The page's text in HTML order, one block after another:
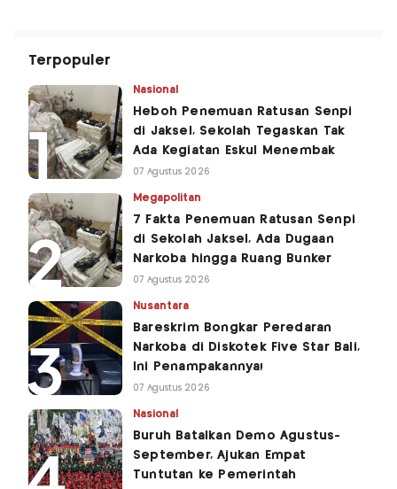
Terpopuler
Nasional
Heboh Penemuan Ratusan Senpi
di Jaksel, Sekolah Tegaskan Tak
Ada Kegiatan Eskul Menembak
07 Agustus 2026
Megapolitan
7 Fakta Penemuan Ratusan Senpi
di Sekolah Jaksel, Ada Dugaan
Narkoba hingga Ruang Bunker
07 Agustus 2026
Nusantara
Bareskrim Bongkar Peredaran
Narkoba di Diskotek Five Star Bali,
Ini Penampakannya!
07 Agustus 2026
Nasional
Buruh Batalkan Demo Agustus-
September, Ajukan Empat
Tuntutan ke Pemerintah